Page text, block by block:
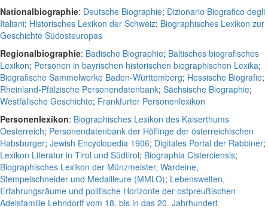
Nationalbiographie: Deutsche Biographie; Dizionario Biografico degli
Italiani; Historisches Lexikon der Schweiz; Biographisches Lexikon zur
Geschichte Südosteuropas
Regionalbiographie: Badische Biographie; Baltisches biografisches
Lexikon; Personen in bayrischen historischen biographischen Lexika;
Biografische Sammelwerke Baden-Württemberg; Hessische Biografie;
Rheinland-Pfälzische Personendatenbank; Sächsische Biographie;
Westfälische Geschichte; Frankfurter Personenlexikon
Personenlexikon: Biographisches Lexikon des Kaiserthums
Oesterreich; Personendatenbank der Höflinge der österreichischen
Habsburger; Jewish Encyclopedia 1906; Digitales Portal der Rabbiner;
Lexikon Literatur in Tirol und Südtirol; Biographia Cisterciensis;
Biographisches Lexikon der Münzmeister, Wardeine,
Stempelschneider und Medailleure (MMLO); Lebenswelten,
Erfahrungsräume und politische Horizonte der ostpreußischen
Adelsfamilie Lehndorff vom 18. bis in das 20. Jahrhundert